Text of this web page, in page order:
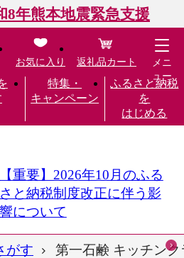
8年熊本地震緊急支援
特集・
キャンペーン
ふるさと納税
を
はじめる
お気に入り 返礼品カート
メニ
ュー
【重要】2026年10月のふる
さと納税制度改正に伴う影
響について
がす 第一石鹸 キッチン